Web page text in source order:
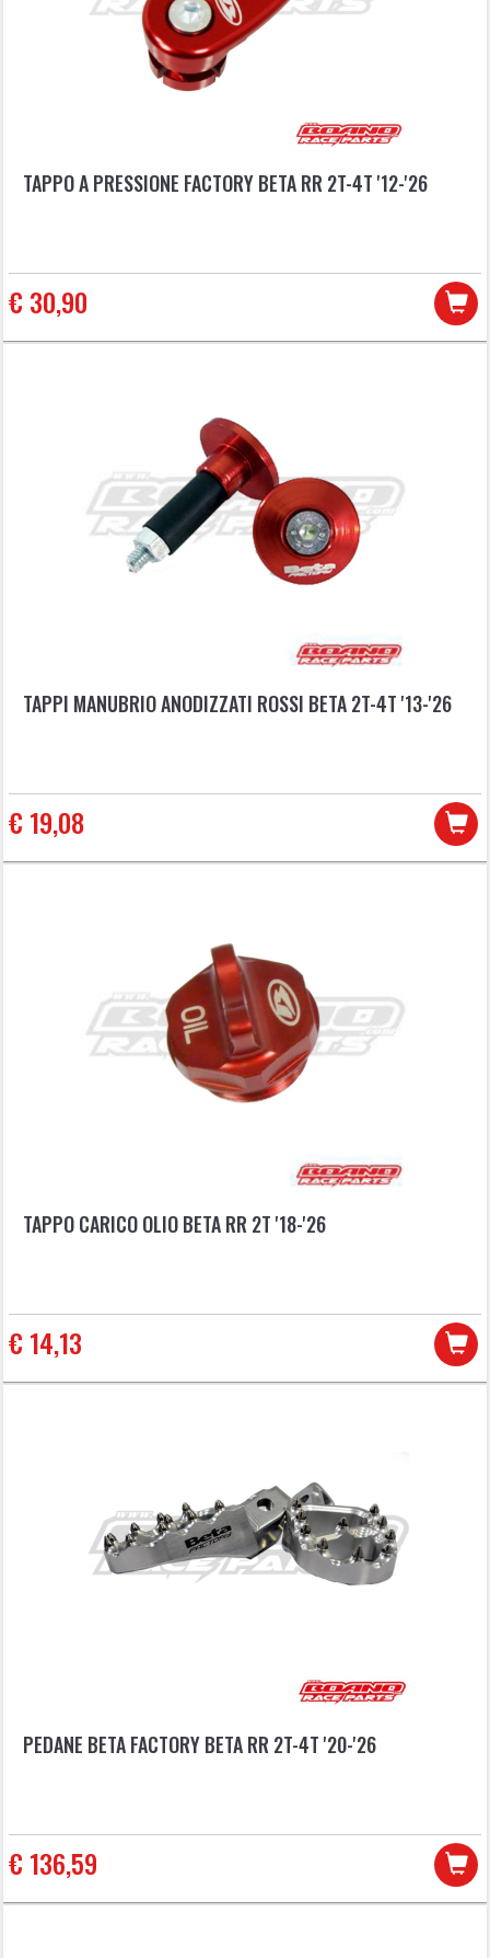
TAPPO A PRESSIONE FACTORY BETA RR 2T-4T '12-'26
€ 30,90
TAPPI MANUBRIO ANODIZZATI ROSSI BETA 2T-4T '13-'26
€ 19,08
TAPPO CARICO OLIO BETA RR 2T '18-'26
€ 14,13
PEDANE BETA FACTORY BETA RR 2T-4T '20-'26
€ 136,59